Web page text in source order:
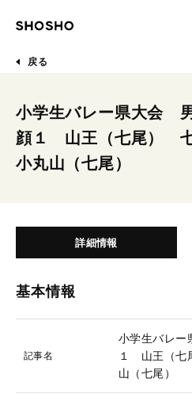
戻る
小学生バレー県大会
顔１ 山王（七尾）
小丸山（七尾）
詳細情報
基本情報
記事名
小学生バレ
１ 山王（七
山（七尾）